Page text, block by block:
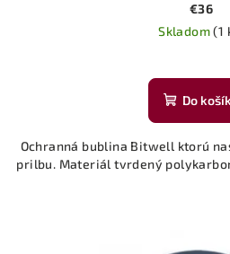
€36
Skladom(1
Do
Ochranná bublina Bitwell ktorú
prilbu. Materiál tvrdený